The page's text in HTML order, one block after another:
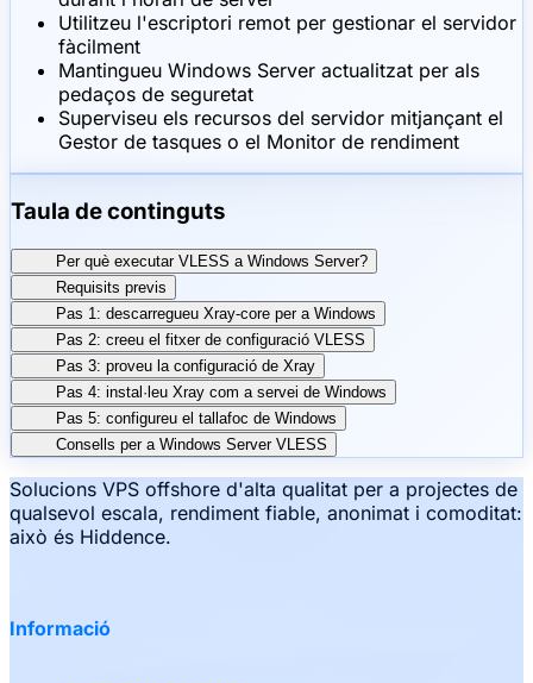
Utilitzeu l'escriptori remot per gestionar el servidor
fàcilment
Mantingueu Windows Server actualitzat per als
pedaços de seguretat
Superviseu els recursos del servidor mitjançant el
Gestor de tasques o el Monitor de rendiment
Taula de continguts
Per què executar VLESS a Windows Server?
Requisits previs
Pas 1: descarregueu Xray-core per a Windows
Pas 2: creeu el fitxer de configuració VLESS
Pas 3: proveu la configuració de Xray
Pas 4: instal·leu Xray com a servei de Windows
Pas 5: configureu el tallafoc de Windows
Consells per a Windows Server VLESS
Solucions VPS offshore d'alta qualitat per a projectes de
qualsevol escala, rendiment fiable, anonimat i comoditat:
això és Hiddence.
Informació